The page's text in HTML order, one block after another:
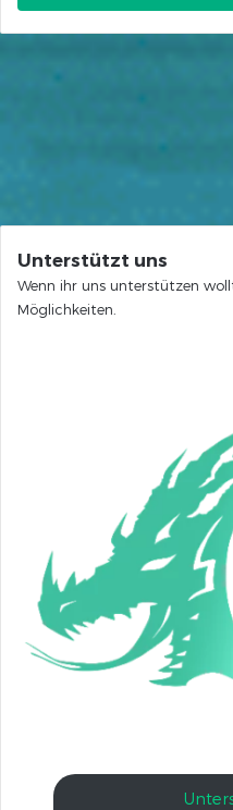
Unterstützt uns
Wenn ihr uns unterstützen
Möglichkeiten.